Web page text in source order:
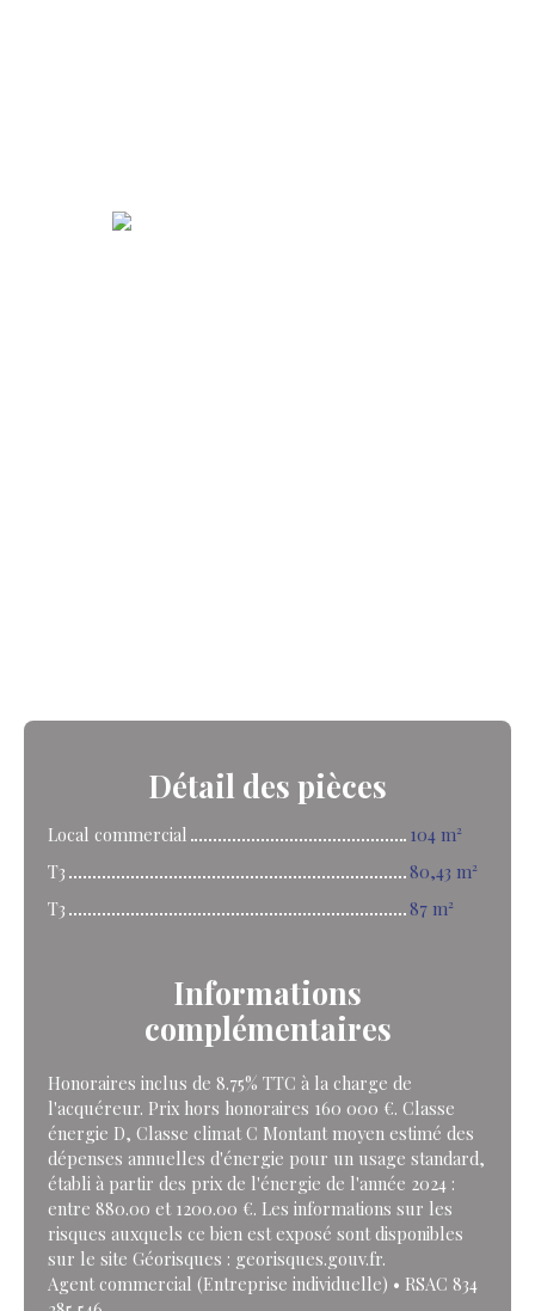
Détail des pièces
Local commercial
104 m²
T3
80,43 m²
T3
87 m²
Informations
complémentaires
Honoraires inclus de 8.75% TTC à la charge de
l'acquéreur. Prix hors honoraires 160 000 €. Classe
énergie D, Classe climat C Montant moyen estimé des
dépenses annuelles d'énergie pour un usage standard,
établi à partir des prix de l'énergie de l'année 2024 :
entre 880.00 et 1200.00 €. Les informations sur les
risques auxquels ce bien est exposé sont disponibles
sur le site Géorisques : georisques.gouv.fr.
Agent commercial (Entreprise individuelle) • RSAC 834